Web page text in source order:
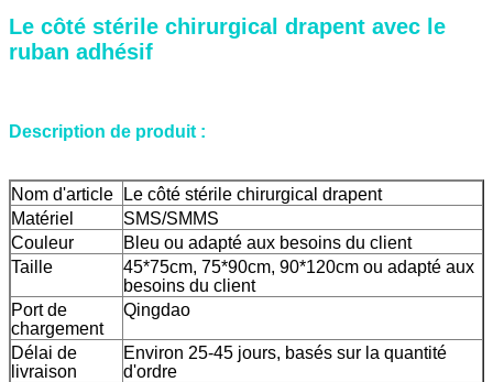
Le côté stérile chirurgical drapent avec le
ruban adhésif
Description de produit :
Nom d'article
Le côté stérile chirurgical drapent
Matériel
SMS/SMMS
Couleur
Bleu ou adapté aux besoins du client
Taille
45*75cm, 75*90cm, 90*120cm ou adapté aux
besoins du client
Port de
chargement
Qingdao
Délai de
livraison
Environ 25-45 jours, basés sur la quantité
d'ordre